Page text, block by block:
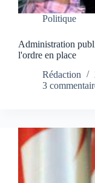
Politique
Administration
l'ordre en place
Rédaction
3